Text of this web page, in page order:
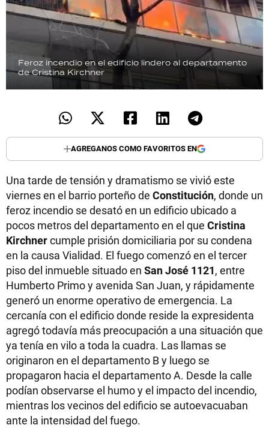
Feroz incendio en el edificio lindero al departamento
de Cristina Kirchner
AGREGANOS COMO FAVORITOS EN
Una tarde de tensión y dramatismo se vivió este
viernes en el barrio porteño de Constitución, donde un
feroz incendio se desató en un edificio ubicado a
pocos metros del departamento en el que Cristina
Kirchnercumple prisión domiciliaria por su condena
en la causa Vialidad. El fuego comenzó en el tercer
piso del inmueble situado en San José 1121, entre
Humberto Primo y avenida San Juan, y rápidamente
generó un enorme operativo de emergencia. La
cercanía con el edificio donde reside la expresidenta
agregó todavía más preocupación a una situación que
ya tenía en vilo a toda la cuadra. Las llamas se
originaron en el departamento B y luego se
propagaron hacia el departamento A. Desde la calle
podían observarse el humo y el impacto del incendio,
mientras los vecinos del edificio se autoevacuaban
ante la intensidad del fuego.